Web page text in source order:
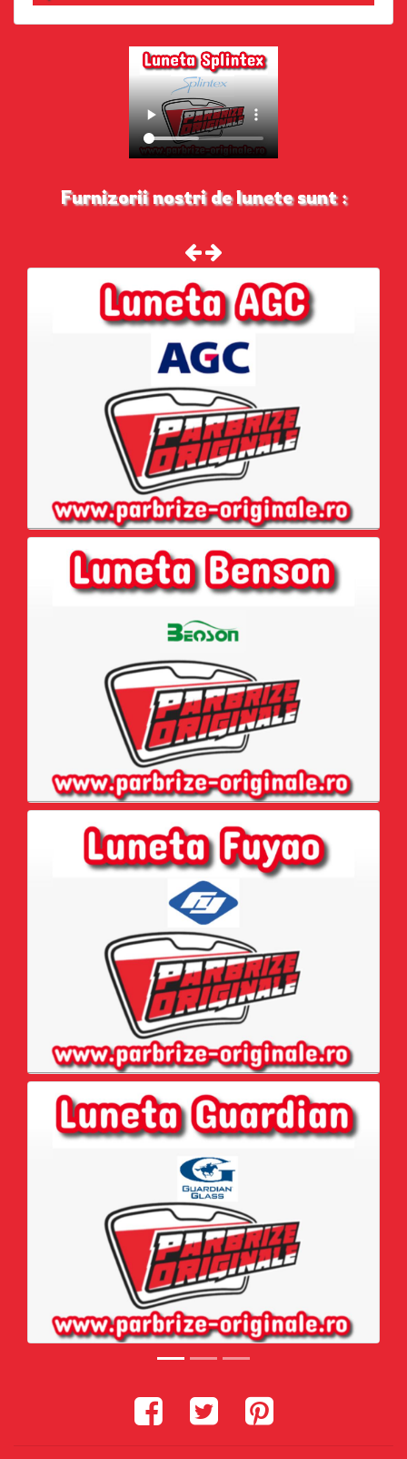
Furnizorii nostri de lunete sunt :